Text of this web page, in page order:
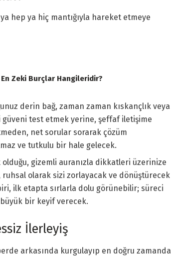
hep ya hiç mantığıyla hareket etmeye
En Zeki Burçlar Hangileridir?
derin bağ, zaman zaman kıskançlık veya
test etmek yerine, şeffaf iletişime
net sorular sorarak çözüm
ve tutkulu bir hale gelecek.
gizemli auranızla dikkatleri üzerinize
olarak sizi zorlayacak ve dönüştürecek
ilk etapta sırlarla dolu görünebilir; süreci
bir keyif verecek.
İlerleyiş
arkasında kurgulayıp en doğru zamanda